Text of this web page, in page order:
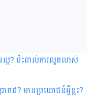
អ? ប៉ះពាល់ការលូតលាស់
ាកដ? មានប្រយោជន៍អ្វីខ្លះ?